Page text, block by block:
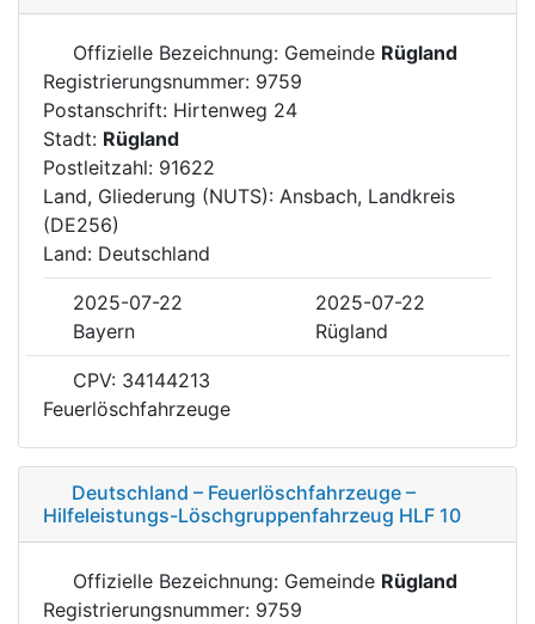
Offizielle Bezeichnung: Gemeinde Rügland
Registrierungsnummer: 9759
Postanschrift: Hirtenweg 24
Stadt: Rügland
Postleitzahl: 91622
Land, Gliederung (NUTS): Ansbach, Landkreis
(DE256)
Land: Deutschland
2025-07-22
2025-07-22
Bayern
Rügland
CPV: 34144213
Feuerlöschfahrzeuge
Deutschland – Feuerlöschfahrzeuge –
Hilfeleistungs-Löschgruppenfahrzeug HLF 10
Offizielle Bezeichnung: Gemeinde Rügland
Registrierungsnummer: 9759